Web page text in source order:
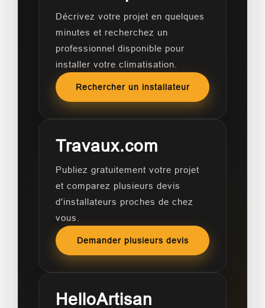
Décrivez votre projet en quelques
minutes et recherchez un
professionnel disponible pour
installer votre climatisation.
Rechercher un installateur
Travaux.com
Publiez gratuitement votre projet
et comparez plusieurs devis
d'installateurs proches de chez
vous.
Demander plusieurs devis
HelloArtisan